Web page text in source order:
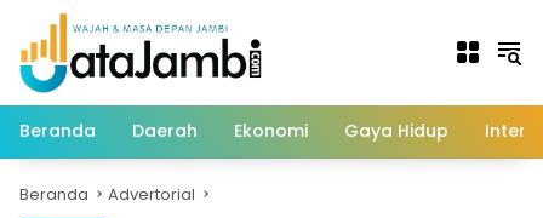
Langsung
konten
Beranda Daerah Ekonomi Gaya Hidup
Beranda Advertorial